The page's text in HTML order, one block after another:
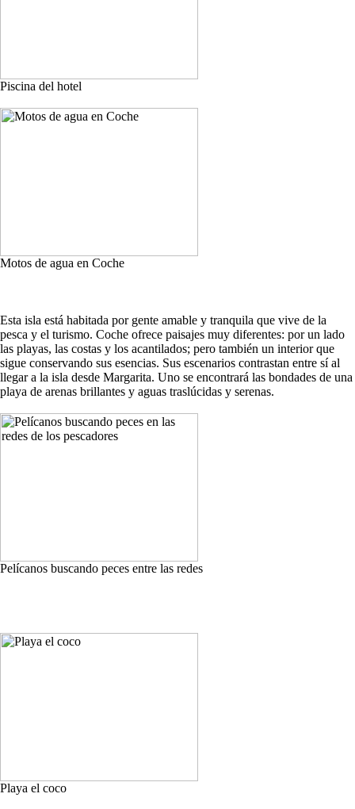
Piscina del hotel
Motos de agua en Coche
Esta isla está habitada por gente amable y tranquila que vive de la
pesca y el turismo. Coche ofrece paisajes muy diferentes: por un lado
las playas, las costas y los acantilados; pero también un interior que
sigue conservando sus esencias. Sus escenarios contrastan entre sí al
llegar a la isla desde Margarita. Uno se encontrará las bondades de una
playa de arenas brillantes y aguas traslúcidas y serenas.
Pelícanos buscando peces entre las redes
Playa el coco